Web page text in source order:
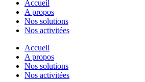
Accueil
A propos
Nos solutions
Nos activitées
Accueil
A propos
Nos solutions
Nos activitées